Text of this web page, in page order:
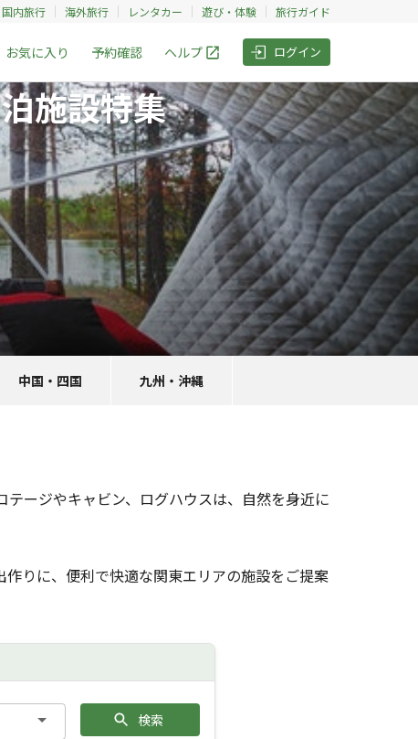
国内旅行 海外旅行 レンタカー 遊び・体験 旅行ガイド
お気に入り 予約確認 ヘルプ ログイン
施設特集
中国・四国 九州・沖縄
ージやキャビン、ログハウスは、自然を身近に
りに、便利で快適な関東エリアの施設をご提案
検索